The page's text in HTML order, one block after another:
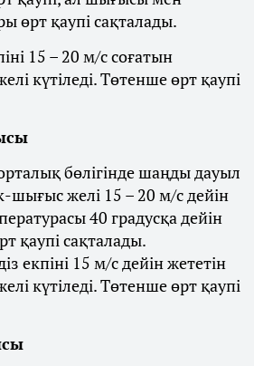
өрт қаупі сақталады.
15 – 20 м/с соғатын
күтіледі. Төтенше өрт қаупі
бөлігінде шаңды дауыл
шығыс желі 15 – 20 м/с дейін
40 градусқа дейін
қаупі сақталады.
екпіні 15 м/с дейін жететін
күтіледі. Төтенше өрт қаупі